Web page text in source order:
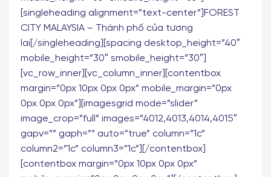
[vc_row][vc_column][spacing desktop_height=”80″
mobile_height=”60″ smobile_height=”60″]
[singleheading alignment=”text-center”]FOREST
CITY MALAYSIA – Thành phố của tương
lai[/singleheading][spacing desktop_height=”40″
mobile_height=”30″ smobile_height=”30″]
[vc_row_inner][vc_column_inner][contentbox
margin=”0px 10px 0px 0px” mobile_margin=”0px
0px 0px 0px”][imagesgrid mode=”slider”
image_crop=”full” images=”4012,4013,4014,4015″
gapv=”” gaph=”” auto=”true” column=”1c”